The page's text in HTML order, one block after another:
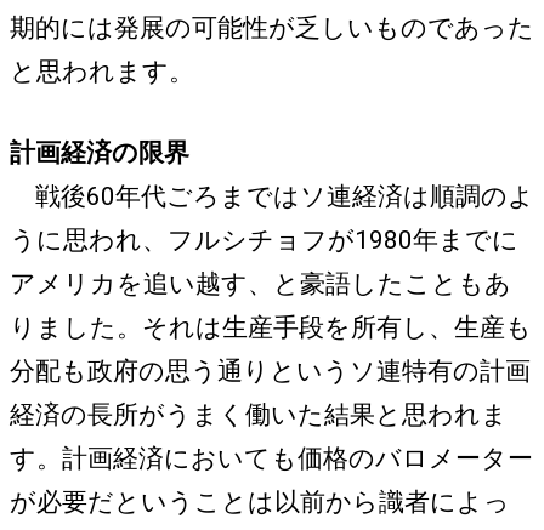
期的には発展の可能性が乏しいものであった
と思われます。
計画経済の限界
戦後60年代ごろまではソ連経済は順調のよ
うに思われ、フルシチョフが1980年までに
アメリカを追い越す、と豪語したこともあ
りました。それは生産手段を所有し、生産も
分配も政府の思う通りというソ連特有の計画
経済の長所がうまく働いた結果と思われま
す。計画経済においても価格のバロメーター
が必要だということは以前から識者によっ